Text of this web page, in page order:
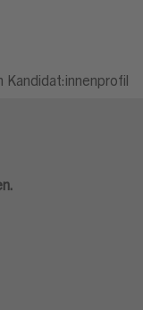
Kandidat:innenprofil